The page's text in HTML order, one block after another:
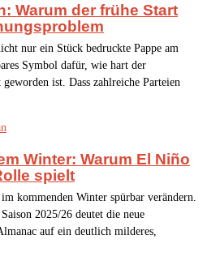
Warum der frühe Start
nur ein Stück bedruckte Pappe am
Symbol dafür, wie hart der
ist. Dass zahlreiche Parteien
Winter: Warum El Niño
spielt
kommenden Winter spürbar verändern.
2025/26 deutet die neue
auf ein deutlich milderes,